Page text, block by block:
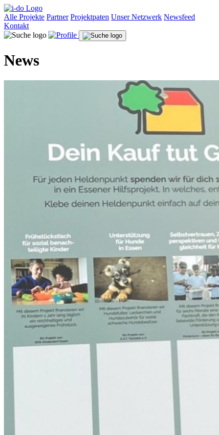
Alle Projekte Partner Projektpaten Unser Netzwerk Newsfeed
Kontakt
News